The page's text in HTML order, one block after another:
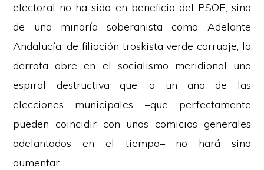
electoral no ha sido en beneficio del PSOE, sino
de una minoría soberanista como Adelante
Andalucía, de filiación troskista verde carruaje, la
derrota abre en el socialismo meridional una
espiral destructiva que, a un año de las
elecciones municipales –que perfectamente
pueden coincidir con unos comicios generales
adelantados en el tiempo– no hará sino
aumentar.